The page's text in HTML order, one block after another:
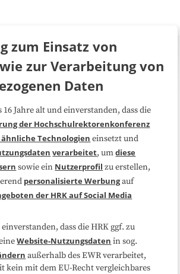
FAQ
Kooperationen
Impressum
zum Einsatz von
zur Verarbeitung von
Daten
Jahre alt und einverstanden, dass die
der Hochschulrektorenkonferenz
ähnliche Technologien einsetzt und
verarbeitet, umdiese
sowie ein Nutzerprofil zu erstellen,
personalisierte Werbungauf
der HRK auf Social Media
dass die HRK ggf. zu
Website-Nutzungsdaten in sog.
außerhalb des EWR verarbeitet,
kein mit dem EU-Recht vergleichbares